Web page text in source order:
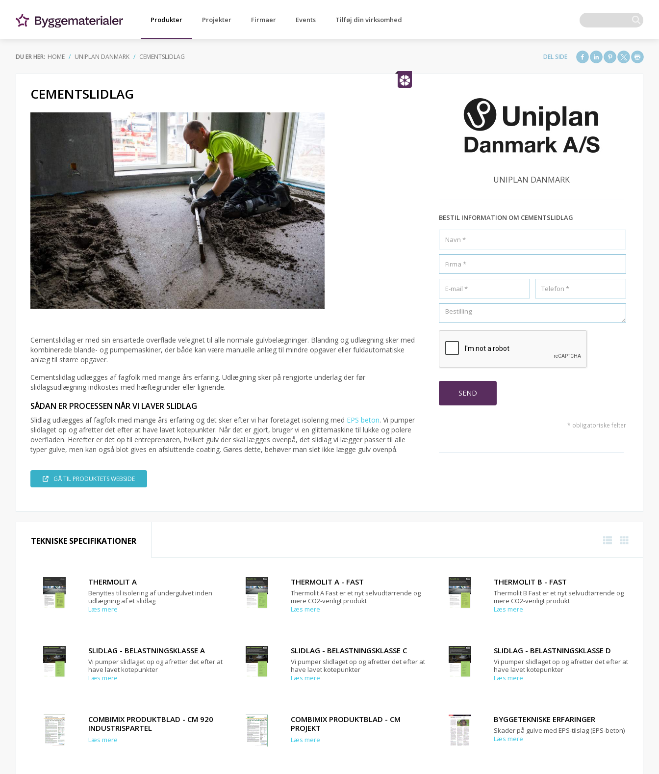
Produkter Projekter Firmaer Events Tilføj din virksomhed
DU ER HER: HOME UNIPLAN DANMARK CEMENTSLIDLAG
CEMENTSLIDLAG
Cementslidlag er med sin ensartede overflade velegnet til alle normale gulvbelægninger. Blanding og udlægning sker med
kombinerede blande- og pumpemaskiner, der både kan være manuelle anlæg til mindre opgaver eller fuldautomatiske
anlæg til større opgaver.
Cementslidlag udlægges af fagfolk med mange års erfaring. Udlægning sker på rengjorte underlag der før
slidlagsudlægning indkostes med hæftegrunder eller lignende.
SÅDAN ER PROCESSEN NÅR VI LAVER SLIDLAG
Slidlag udlægges af fagfolk med mange års erfaring og det sker efter vi har foretaget isolering med EPS beton. Vi pumper
slidlaget op og afretter det efter at have lavet kotepunkter. Når det er gjort, bruger vi en glittemaskine til lukke og polere
overfladen. Herefter er det op til entreprenøren, hvilket gulv der skal lægges ovenpå, det slidlag vi lægger passer til alle
typer gulve, men kan også blot gives en afsluttende coating. Gøres dette, behøver man slet ikke lægge gulv ovenpå.
GÅ TIL PRODUKTETS WEBSIDE
UNIPLAN DANMARK
BESTIL INFORMATION OM CEMENTSLIDLAG
* obligatoriske felter
TEKNISKE SPECIFIKATIONER
THERMOLIT A
Benyttes til isolering af undergulvet inden
udlægning af et slidlag
Læs mere
THERMOLIT A - FAST
Thermolit A Fast er et nyt selvudtørrende og
mere CO2-venligt produkt
Læs mere
THERMOLIT B - FAST
Thermolit B Fast er et nyt selvudtørrende og
mere CO2-venligt produkt
Læs mere
SLIDLAG - BELASTNINGSKLASSE A
Vi pumper slidlaget op og afretter det efter at
have lavet kotepunkter
Læs mere
SLIDLAG - BELASTNINGSKLASSE C
Vi pumper slidlaget op og afretter det efter at
have lavet kotepunkter
Læs mere
SLIDLAG - BELASTNINGSKLASSE D
Vi pumper slidlaget op og afretter det efter at
have lavet kotepunkter
Læs mere
COMBIMIX PRODUKTBLAD - CM 920
INDUSTRISPARTEL
Læs mere
COMBIMIX PRODUKTBLAD - CM
PROJEKT
Læs mere
BYGGETEKNISKE ERFARINGER
Skader på gulve med EPS-tilslag (EPS-beton)
Læs mere